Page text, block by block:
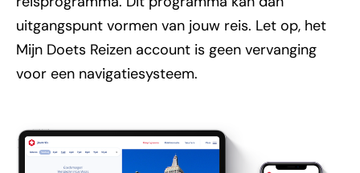
uitgangspunt vormen van jouw reis. Let op, het
Mijn Doets Reizen account is geen vervanging
voor een navigatiesysteem.